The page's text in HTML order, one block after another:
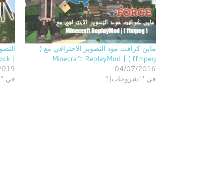
ماين كرافت مود التصوير الاحترافي مع (
Minecraft ReplayMod | ( ffmpeg
04/07/2016
في "|شروحات|"
| MCPE/w10 : command block
في "Home"